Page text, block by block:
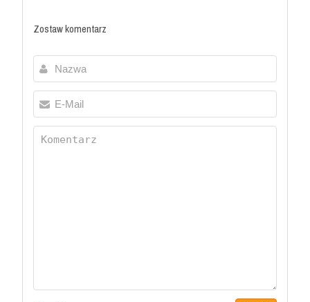
Zostaw komentarz